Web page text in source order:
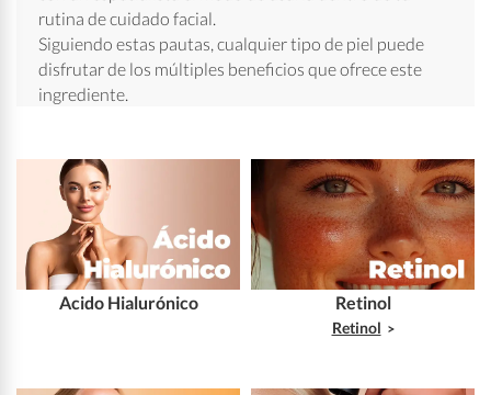
rutina de cuidado facial.
Siguiendo estas pautas, cualquier tipo de piel puede
disfrutar de los múltiples beneficios que ofrece este
ingrediente.
Acido Hialurónico Retinol
Retinol